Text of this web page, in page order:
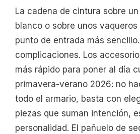
La cadena de cintura sobre
blanco o sobre unos vaqueros
punto de entrada más
complicaciones. Los
más rápido para poner al día
primavera-verano 2026: no
todo el armario, basta con
piezas que suman intención,
personalidad. El pañuelo de